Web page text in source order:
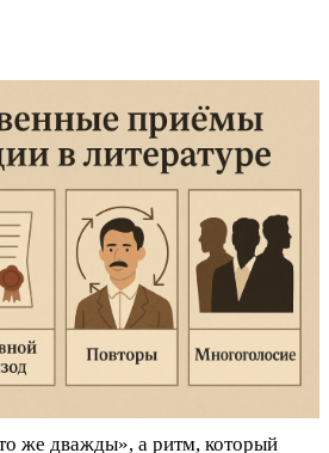
же дважды», а ритм, который